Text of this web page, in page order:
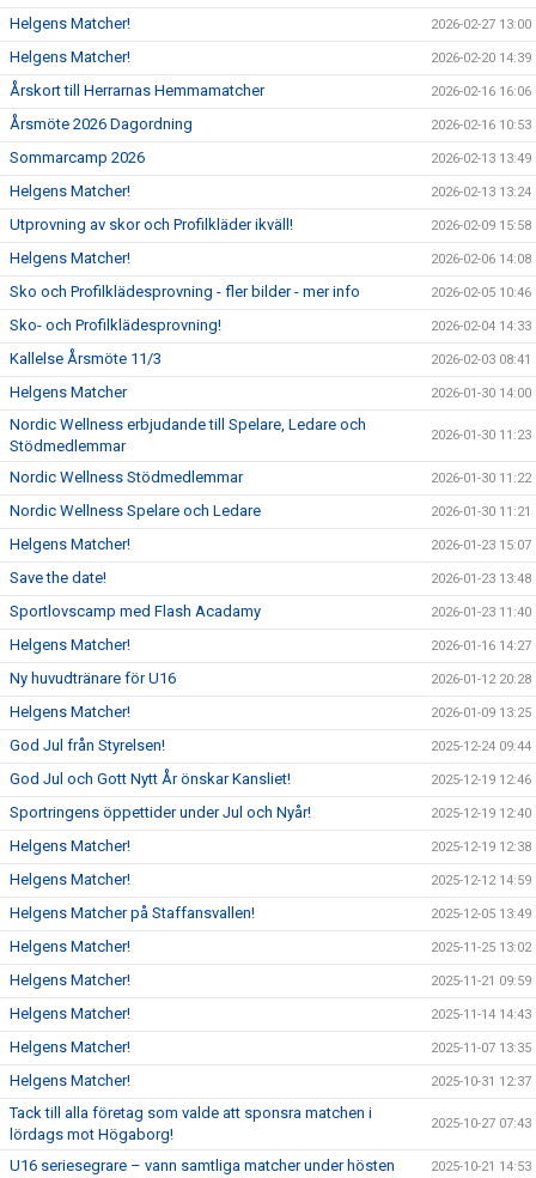
Helgens Matcher! 2026-02-27 13:00
Helgens Matcher! 2026-02-20 14:39
Årskort till Herrarnas Hemmamatcher 2026-02-16 16:06
Årsmöte 2026 Dagordning 2026-02-16 10:53
Sommarcamp 2026 2026-02-13 13:49
Helgens Matcher! 2026-02-13 13:24
Utprovning av skor och Profilkläder ikväll! 2026-02-09 15:58
Helgens Matcher! 2026-02-06 14:08
Sko och Profilklädesprovning - fler bilder - mer info 2026-02-05 10:46
Sko- och Profilklädesprovning! 2026-02-04 14:33
Kallelse Årsmöte 11/3 2026-02-03 08:41
Helgens Matcher 2026-01-30 14:00
Nordic Wellness erbjudande till Spelare, Ledare och
Stödmedlemmar
2026-01-30 11:23
Nordic Wellness Stödmedlemmar 2026-01-30 11:22
Nordic Wellness Spelare och Ledare 2026-01-30 11:21
Helgens Matcher! 2026-01-23 15:07
Save the date! 2026-01-23 13:48
Sportlovscamp med Flash Acadamy 2026-01-23 11:40
Helgens Matcher! 2026-01-16 14:27
Ny huvudtränare för U16 2026-01-12 20:28
Helgens Matcher! 2026-01-09 13:25
God Jul från Styrelsen! 2025-12-24 09:44
God Jul och Gott Nytt År önskar Kansliet! 2025-12-19 12:46
Sportringens öppettider under Jul och Nyår! 2025-12-19 12:40
Helgens Matcher! 2025-12-19 12:38
Helgens Matcher! 2025-12-12 14:59
Helgens Matcher på Staffansvallen! 2025-12-05 13:49
Helgens Matcher! 2025-11-25 13:02
Helgens Matcher! 2025-11-21 09:59
Helgens Matcher! 2025-11-14 14:43
Helgens Matcher! 2025-11-07 13:35
Helgens Matcher! 2025-10-31 12:37
Tack till alla företag som valde att sponsra matchen i
lördags mot Högaborg!
2025-10-27 07:43
U16 seriesegrare – vann samtliga matcher under hösten 2025-10-21 14:53